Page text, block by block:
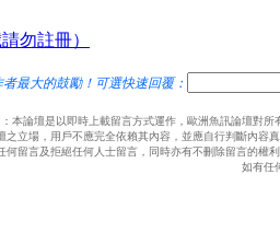
勿註冊）
最大的鼓勵！可選快速回覆：
本論壇是以即時上載留言方式運作，歐洲魚訊論壇對
之立場，用戶不應完全依賴其內容，並應自行判斷內容
何留言及拒絕任何人士留言，同時亦有不刪除留言的權
如有任